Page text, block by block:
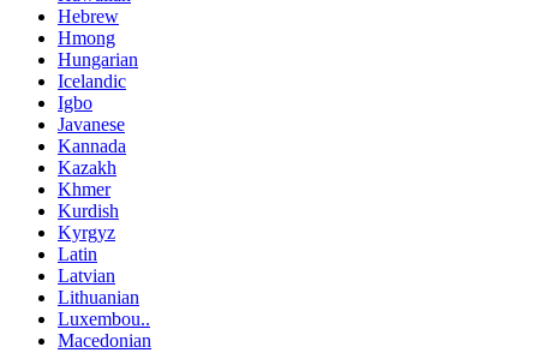
Hebrew
Hmong
Hungarian
Icelandic
Igbo
Javanese
Kannada
Kazakh
Khmer
Kurdish
Kyrgyz
Latin
Latvian
Lithuanian
Luxembou..
Macedonian